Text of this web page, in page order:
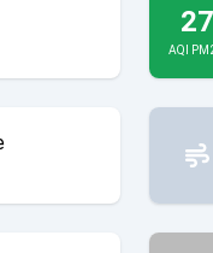
27
AQI